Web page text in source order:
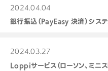
2024.04.04
銀行振込（PayEasy 決済）シス
2024.03.27
Loppiサービス（ローソン、ミニ